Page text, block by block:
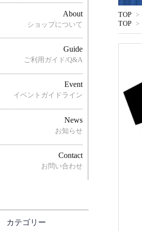
TOP >
TOP
>
About
ショップについて
Guide
ご利用ガイド/Q&A
Event
イベントガイドライン
News
お知らせ
Contact
お問い合わせ
カテゴリー